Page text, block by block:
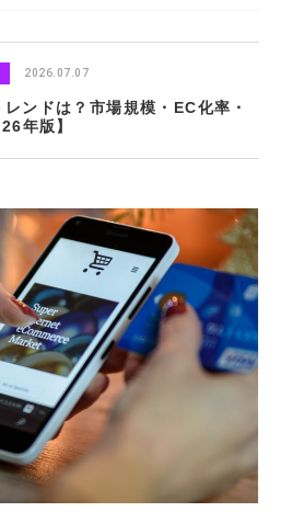
2026.07.07
ンドは？市場規模・EC化率・
年版】